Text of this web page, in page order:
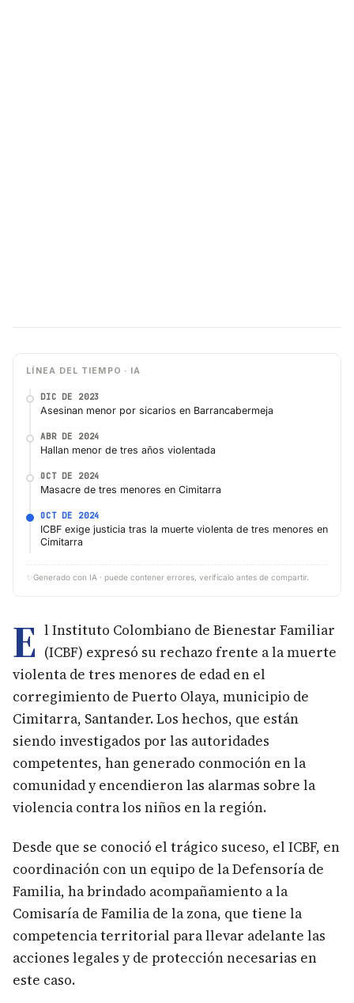
LÍNEA DEL TIEMPO · IA
DIC DE 2023
Asesinan menor por sicarios en Barrancabermeja
ABR DE 2024
Hallan menor de tres años violentada
OCT DE 2024
Masacre de tres menores en Cimitarra
OCT DE 2024
ICBF exige justicia tras la muerte violenta de tres menores en
Cimitarra
✨ Generado con IA · puede contener errores, verifícalo antes de compartir.
E l Instituto Colombiano de Bienestar Familiar
(ICBF) expresó su rechazo frente a la muerte
violenta de tres menores de edad en el
corregimiento de Puerto Olaya, municipio de
Cimitarra, Santander. Los hechos, que están
siendo investigados por las autoridades
competentes, han generado conmoción en la
comunidad y encendieron las alarmas sobre la
violencia contra los niños en la región.
Desde que se conoció el trágico suceso, el ICBF, en
coordinación con un equipo de la Defensoría de
Familia, ha brindado acompañamiento a la
Comisaría de Familia de la zona, que tiene la
competencia territorial para llevar adelante las
acciones legales y de protección necesarias en
este caso.